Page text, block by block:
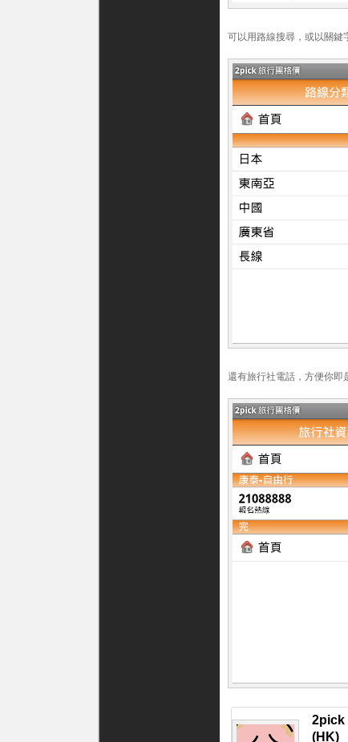
可以用路線搜尋，或以關鍵
還有旅行社電話，方便你即
2pick
(HK)